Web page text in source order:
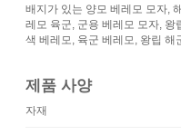
배지가 있는 양모 베레모 모자,
레모 육군, 군용 베레모 모자, 왕
색 베레모, 육군 베레모, 왕립 해
제품 사양
자재